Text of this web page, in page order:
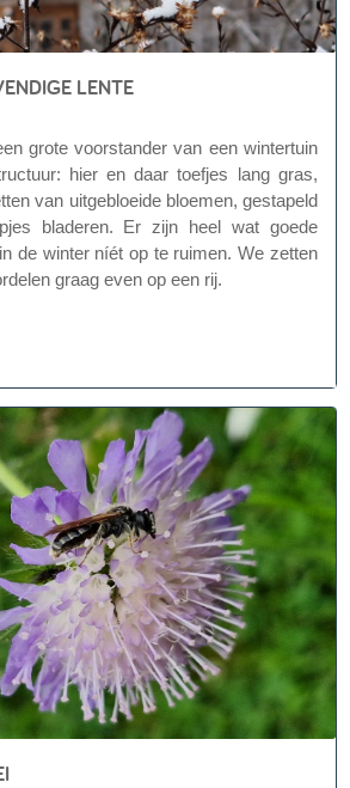
LENTE
grote voorstander van een wintertuin
hier en daar toefjes lang gras,
van uitgebloeide bloemen, gestapeld
bladeren. Er zijn heel wat goede
de winter níét op te ruimen. We zetten
graag even op een rij.